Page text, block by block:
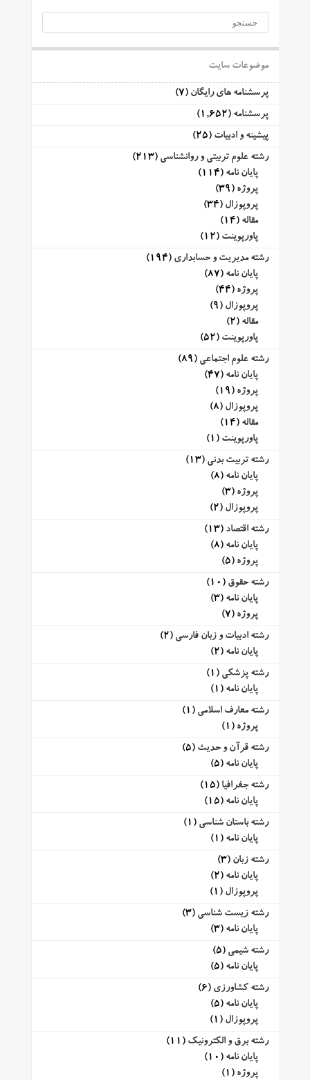
موضوعات سایت
پرسشنامه های رایگان (7)
پرسشنامه (1,652)
پیشینه و ادبیات (25)
رشته علوم تربیتی و روانشناسی (213)
پایان نامه (114)
پروژه (39)
پروپوزال (34)
مقاله (14)
پاورپوینت (12)
رشته مدیریت و حسابداری (194)
پایان نامه (87)
پروژه (44)
پروپوزال (9)
مقاله (2)
پاورپوینت (52)
رشته علوم اجتماعی (89)
پایان نامه (47)
پروژه (19)
پروپوزال (8)
مقاله (14)
پاورپوینت (1)
رشته تربیت بدنی (13)
پایان نامه (8)
پروژه (3)
پروپوزال (2)
رشته اقتصاد (13)
پایان نامه (8)
پروژه (5)
رشته حقوق (10)
پایان نامه (3)
پروژه (7)
رشته ادبیات و زبان فارسی (2)
پایان نامه (2)
رشته پزشکی (1)
پایان نامه (1)
رشته معارف اسلامی (1)
پروژه (1)
رشته قرآن و حدیث (5)
پایان نامه (5)
رشته جغرافیا (15)
پایان نامه (15)
رشته باستان شناسی (1)
پایان نامه (1)
رشته زبان (3)
پایان نامه (2)
پروپوزال (1)
رشته زیست شناسی (3)
پایان نامه (3)
رشته شیمی (5)
پایان نامه (5)
رشته کشاورزی (6)
پایان نامه (5)
پروپوزال (1)
رشته برق و الکترونیک (11)
پایان نامه (10)
پروژه (1)